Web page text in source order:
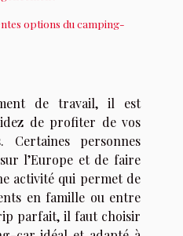
options du camping-
de travail, il est
de profiter de vos
Certaines personnes
l’Europe et de faire
activité qui permet de
en famille ou entre
parfait, il faut choisir